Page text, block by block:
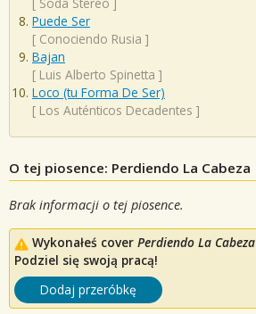
Puede Ser
[ Conociendo Rusia ]
Bajan
[ Luis Alberto Spinetta ]
Loco (tu Forma De Ser)
[ Los Auténticos Decadentes ]
O tej piosence: Perdiendo La Cabeza
Brak informacji o tej piosence.
Wykonałeś cover Perdiendo La Cabeza
Podziel się swoją pracą!
Dodaj przeróbkę